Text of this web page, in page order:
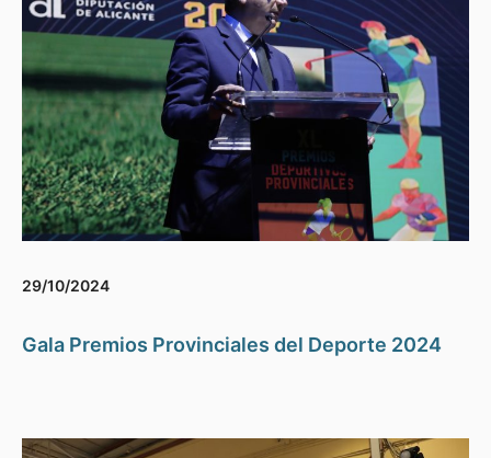
29/10/2024
Gala Premios Provinciales del Deporte 2024